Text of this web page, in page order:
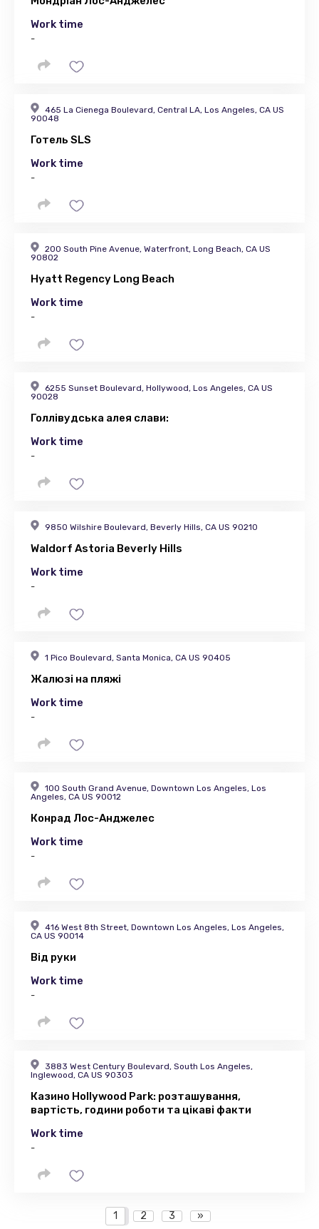
Work time
-
465 La Cienega Boulevard, Central LA, Los Angeles, CA US
90048
Готель SLS
Work time
-
200 South Pine Avenue, Waterfront, Long Beach, CA US
90802
Hyatt Regency Long Beach
Work time
-
6255 Sunset Boulevard, Hollywood, Los Angeles, CA US
90028
Голлівудська алея слави:
Work time
-
9850 Wilshire Boulevard, Beverly Hills, CA US 90210
Waldorf Astoria Beverly Hills
Work time
-
1 Pico Boulevard, Santa Monica, CA US 90405
Жалюзі на пляжі
Work time
-
100 South Grand Avenue, Downtown Los Angeles, Los
Angeles, CA US 90012
Конрад Лос-Анджелес
Work time
-
416 West 8th Street, Downtown Los Angeles, Los Angeles,
CA US 90014
Від руки
Work time
-
3883 West Century Boulevard, South Los Angeles,
Inglewood, CA US 90303
Казино Hollywood Park: розташування,
вартість, години роботи та цікаві факти
Work time
-
1 2 3 »